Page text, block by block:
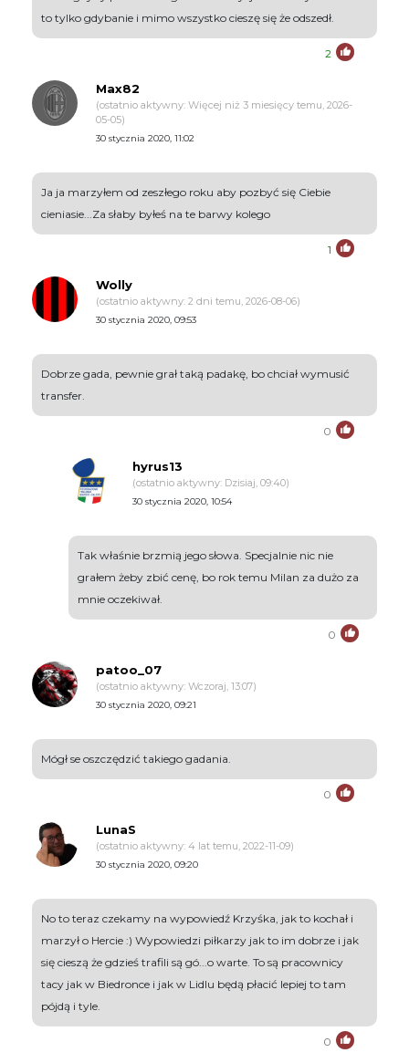
to tylko gdybanie i mimo wszystko cieszę się że odszedł.
2
Max82
(ostatnio aktywny: Więcej niż 3 miesięcy temu, 2026-
05-05)
30 stycznia 2020, 11:02
Ja ja marzyłem od zeszłego roku aby pozbyć się Ciebie
cieniasie...Za słaby byłeś na te barwy kolego
1
Wolly
(ostatnio aktywny: 2 dni temu, 2026-08-06)
30 stycznia 2020, 09:53
Dobrze gada, pewnie grał taką padakę, bo chciał wymusić
transfer.
0
hyrus13
(ostatnio aktywny: Dzisiaj, 09:40)
30 stycznia 2020, 10:54
Tak właśnie brzmią jego słowa. Specjalnie nic nie
grałem żeby zbić cenę, bo rok temu Milan za dużo za
mnie oczekiwał.
0
patoo_07
(ostatnio aktywny: Wczoraj, 13:07)
30 stycznia 2020, 09:21
Mógł se oszczędzić takiego gadania.
0
LunaS
(ostatnio aktywny: 4 lat temu, 2022-11-09)
30 stycznia 2020, 09:20
No to teraz czekamy na wypowiedź Krzyśka, jak to kochał i
marzył o Hercie :) Wypowiedzi piłkarzy jak to im dobrze i jak
się cieszą że gdzieś trafili są gó...o warte. To są pracownicy
tacy jak w Biedronce i jak w Lidlu będą płacić lepiej to tam
pójdą i tyle.
0